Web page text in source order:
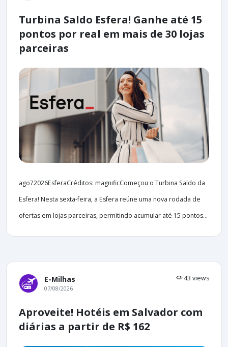
Turbina Saldo Esfera! Ganhe até 15
pontos por real em mais de 30 lojas
parceiras
ago72026EsferaCréditos: magnificComeçou o Turbina Saldo da
Esfera! Nesta sexta-feira, a Esfera reúne uma nova rodada de
ofertas em lojas parceiras, permitindo acumular até 15 pontos...
E-Milhas 43 views
07/08/2026
Aproveite! Hotéis em Salvador com
diárias a partir de R$ 162